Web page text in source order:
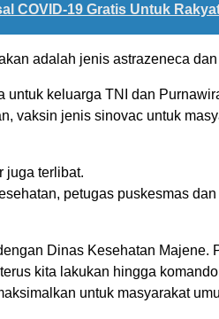
COVID-19 Gratis Untuk
adalah jenis astrazeneca
untuk keluarga TNI dan
vaksin jenis sinovac untuk
juga terlibat.
petugas puskesmas
Dinas Kesehatan Majene.
kita lakukan hingga
untuk masyarakat